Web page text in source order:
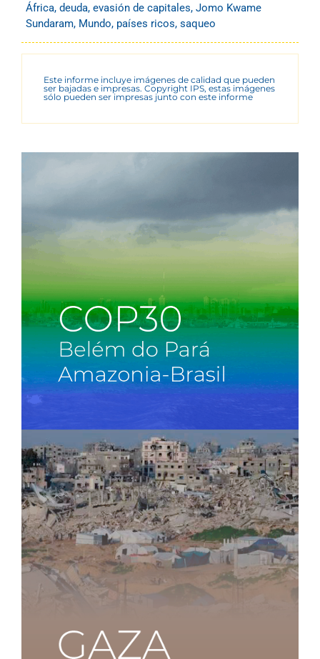
África, deuda, evasión de capitales, Jomo Kwame
Sundaram, Mundo, países ricos, saqueo
Este informe incluye imágenes de calidad que pueden
ser bajadas e impresas. Copyright IPS, estas imágenes
sólo pueden ser impresas junto con este informe